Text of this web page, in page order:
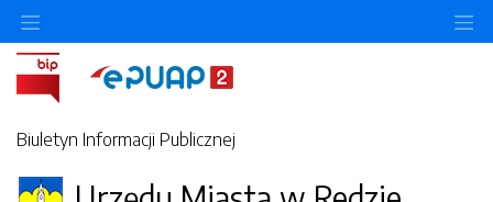
Biuletyn Informacji Publicznej